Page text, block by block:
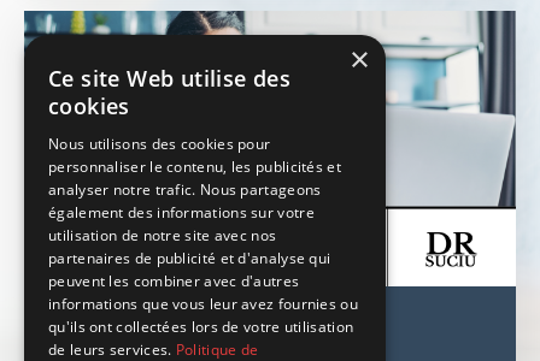
Consultation - Suivi
×
Ce site Web utilise des
cookies
Nous utilisons des cookies pour
personnaliser le contenu, les publicités et
analyser notre trafic. Nous partageons
également des informations sur votre
utilisation de notre site avec nos
partenaires de publicité et d'analyse qui
peuvent les combiner avec d'autres
informations que vous leur avez fournies ou
qu'ils ont collectées lors de votre utilisation
de leurs services. Politique de